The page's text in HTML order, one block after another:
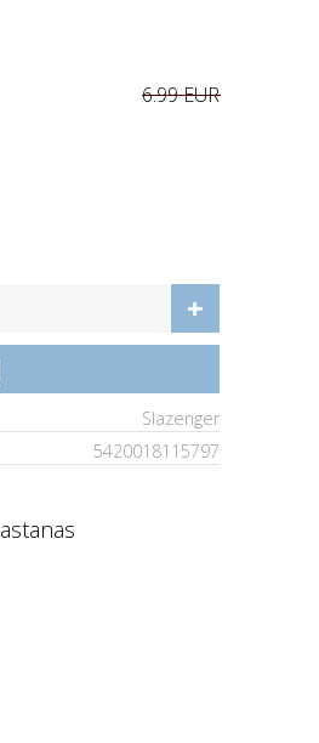
6.99 EUR
+
Slazenger
5420018115797